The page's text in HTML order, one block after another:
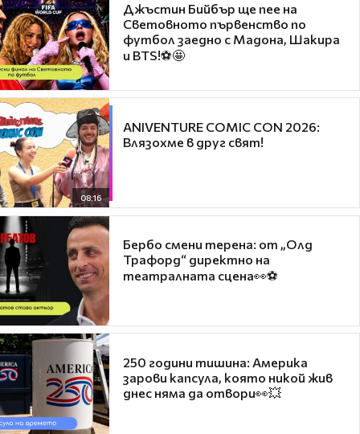
Джъстин Бийбър ще пее на
Световното първенство по
футбол заедно с Мадона, Шакира
и BTS!⚽🤩
08:16
ANIVENTURE COMIC CON 2026:
Влязохме в друг свят!
Бербо смени терена: от „Олд
Трафорд“ директно на
театралната сцена👀⚽
250 години тишина: Америка
зарови капсула, която никой жив
днес няма да отвори👀💥